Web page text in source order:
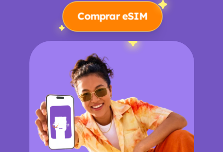
Comprar eSIM